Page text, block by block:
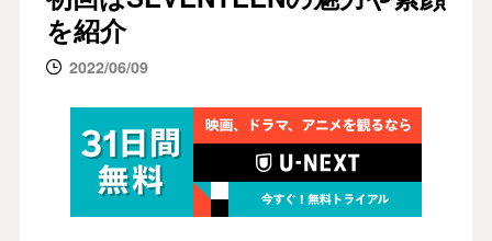
を紹介
2022/06/09